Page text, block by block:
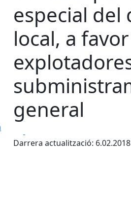
especial
local, a
general
Darrera actualització: